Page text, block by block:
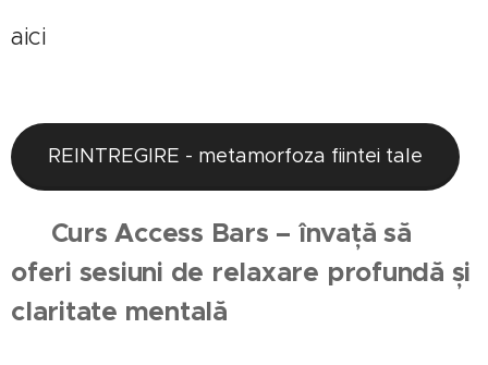
aici
REINTREGIRE - metamorfoza fiintei tale
Curs Access Bars – învață să
oferi sesiuni de relaxare profundă și
claritate mentală